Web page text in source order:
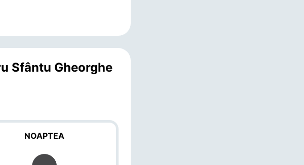
Sfântu Gheorghe
NOAPTEA